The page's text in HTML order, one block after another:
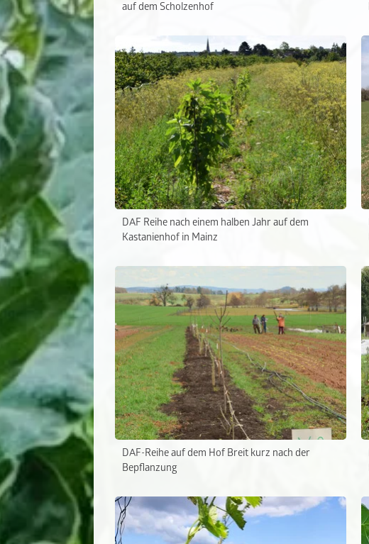
auf dem Scholzenhof
DAF Reihe nach einem halben Jahr auf dem
Kastanienhof in Mainz
DAF-Reihe auf dem Hof Breit kurz nach der
Bepflanzung